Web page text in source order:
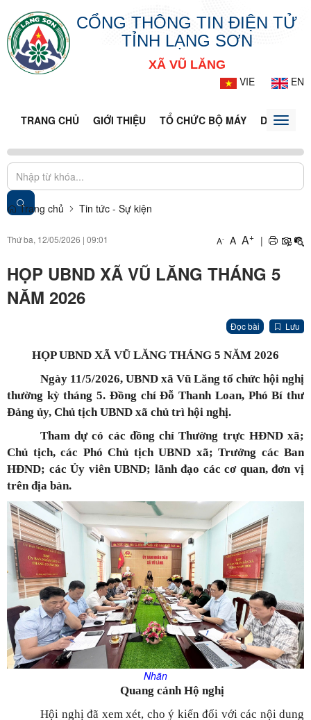
CỔNG THÔNG TIN ĐIỆN TỬ
TỈNH LẠNG SƠN
XÃ VŨ LĂNG
VIE
EN
TRANG CHỦ GIỚI THIỆU TỔ CHỨC BỘ MÁY DOANH
Toggle
Trang chủ Tin tức - Sự kiện
Thứ ba, 12/05/2026 | 09:01 A- A A+ |
HỌP UBND XÃ VŨ LĂNG THÁNG 5
NĂM 2026
Đọc bài Lưu
HỌP UBND XÃ VŨ LĂNG THÁNG 5 NĂM 2026
Ngày 11/5/2026, UBND xã Vũ Lăng tổ chức hội nghị
thường kỳ tháng 5. Đồng chí Đỗ Thanh Loan, Phó Bí thư
Đảng ủy, Chủ tịch UBND xã chủ trì hội nghị.
Tham dự có các đồng chí Thường trực HĐND xã;
Chủ tịch, các Phó Chủ tịch UBND xã; Trưởng các Ban
HĐND; các Ủy viên UBND; lãnh đạo các cơ quan, đơn vị
trên địa bàn.
Nhãn
Quang cảnh Hộ nghị
Hội nghị đã xem xét, cho ý kiến đối với các nội dung